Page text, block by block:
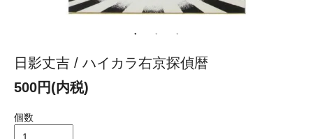
日影丈吉 / ハイカラ右京探偵暦
500円(内税)
個数